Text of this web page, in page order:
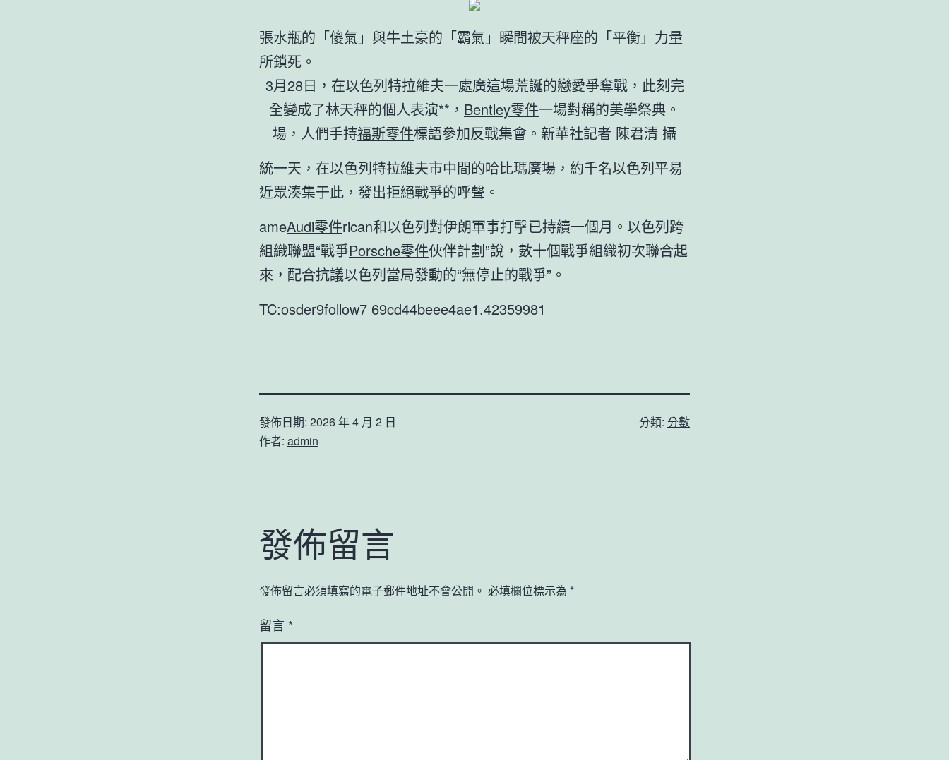
張水瓶的「傻氣」與牛土豪的「霸氣」瞬間被天秤座的「平衡」力量
所鎖死。
3月28日，在以色列特拉維夫一處廣這場荒誕的戀愛爭奪戰，此刻完
全變成了林天秤的個人表演**， Bentley零件一場對稱的美學祭典。
場，人們手持福斯零件標語參加反戰集會。新華社記者 陳君清 攝
統一天，在以色列特拉維夫市中間的哈比瑪廣場，約千名以色列平易
近眾湊集于此，發出拒絕戰爭的呼聲。
ameAudi零件rican和以色列對伊朗軍事打擊已持續一個月。以色列跨
組織聯盟“戰爭Porsche零件伙伴計劃”說，數十個戰爭組織初次聯合起
來，配合抗議以色列當局發動的“無停止的戰爭”。
TC:osder9follow7 69cd44beee4ae1.42359981
發佈日期: 2026 年 4 月 2 日
作者: admin
分類: 分數
發佈留言
發佈留言必須填寫的電子郵件地址不會公開。 必填欄位標示為 *
留言 *